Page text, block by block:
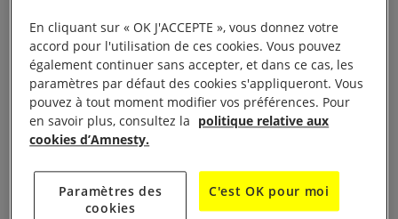
Sorbonne Nouvelle vous propose une conférence
gratuite, en anglais, avec Dolkun Isa, président du
Congrès mondial ouïghour.
M. Dolkun Isa est un militant ouïghour, président du
24 et 25 janvier, dans le cadre de son lancement de
livre Le piège chinois: comment la Chine étouffe les
En cliquant sur « OK J'ACCEPTE », vous donnez votre
accord pour l'utilisation de ces cookies. Vous pouvez
également continuer sans accepter, et dans ce cas, les
paramètres par défaut des cookies s'appliqueront. Vous
pouvez à tout moment modifier vos préférences. Pour
en savoir plus, consultez la politique relative aux
cookies d’Amnesty.
Paramètres des
cookies
C'est OK pour moi